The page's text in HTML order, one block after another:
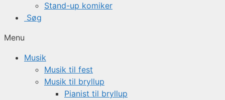
Stand-up komiker
Søg
Menu
Musik
Musik til fest
Musik til bryllup
Pianist til bryllup